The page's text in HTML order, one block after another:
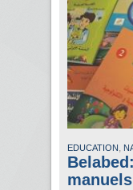
EDUCATION ,